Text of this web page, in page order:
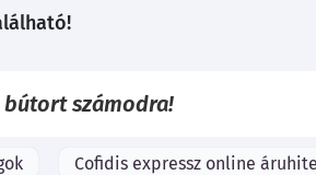
Cofidis expressz online